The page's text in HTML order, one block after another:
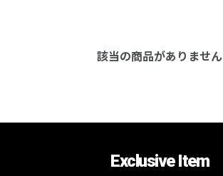
該当の商品がありません
Exclusive Item